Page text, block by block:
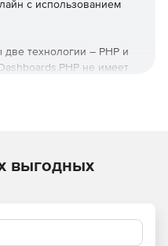
с использованием
технологии – PHP и
не имеет
к различным
отчетов не
выгодных